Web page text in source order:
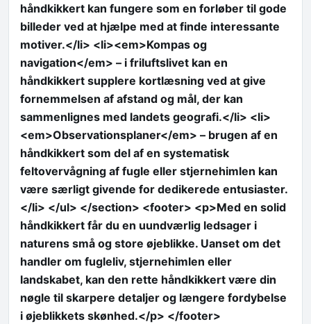
håndkikkert kan fungere som en forløber til gode
billeder ved at hjælpe med at finde interessante
motiver.</li> <li><em>Kompas og
navigation</em> – i friluftslivet kan en
håndkikkert supplere kortlæsning ved at give
fornemmelsen af afstand og mål, der kan
sammenlignes med landets geografi.</li> <li>
<em>Observationsplaner</em> – brugen af en
håndkikkert som del af en systematisk
feltovervågning af fugle eller stjernehimlen kan
være særligt givende for dedikerede entusiaster.
</li> </ul> </section> <footer> <p>Med en solid
håndkikkert får du en uundværlig ledsager i
naturens små og store øjeblikke. Uanset om det
handler om fugleliv, stjernehimlen eller
landskabet, kan den rette håndkikkert være din
nøgle til skarpere detaljer og længere fordybelse
i øjeblikkets skønhed.</p> </footer>